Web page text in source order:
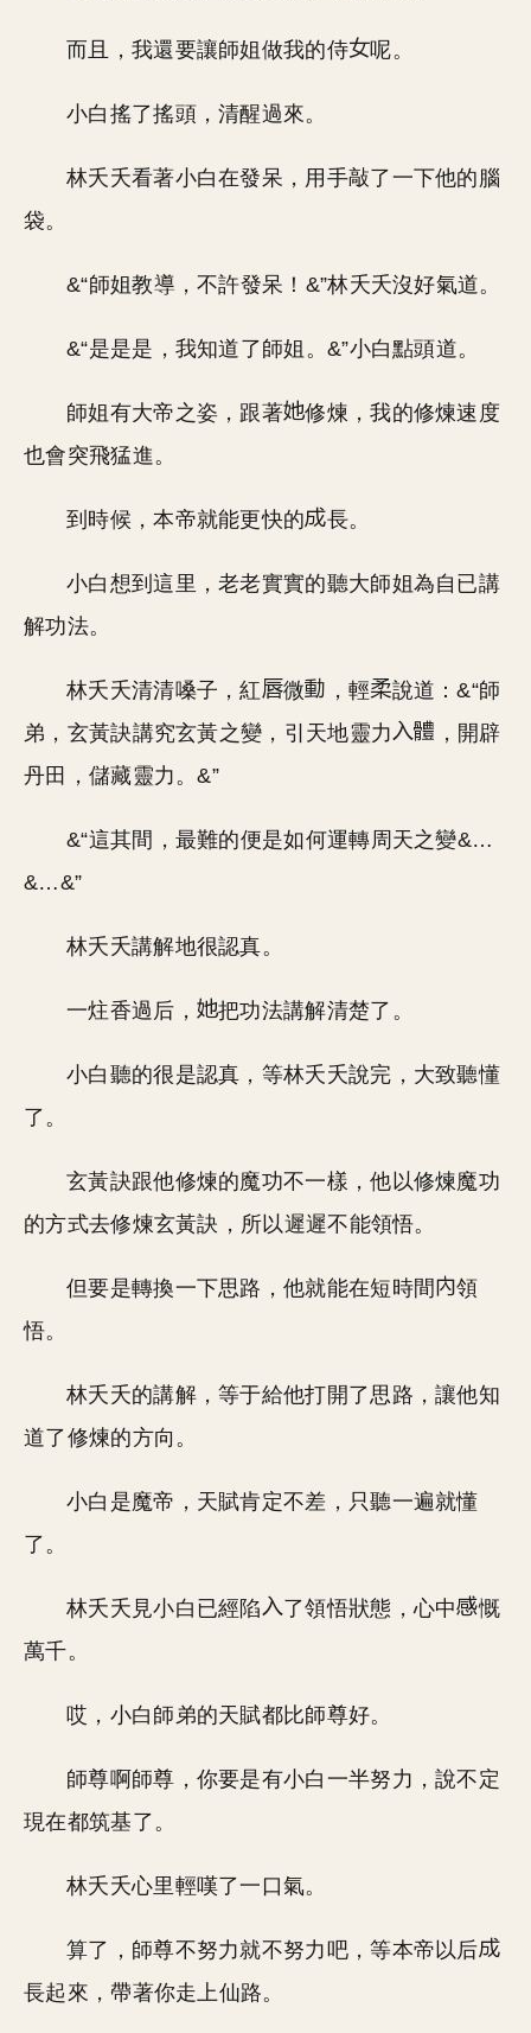
而且，我還要讓師姐做我的侍 呢。
小白搖了搖頭，清醒過來。
林夭夭看著小白在發呆，用手敲了一下他的腦
袋。
&“師姐教導，不許發呆！&”林夭夭沒好氣道。
&“是是是，我知道了師姐。&”小白點頭道。
師姐有大帝之姿，跟著
修煉，我的修煉速度
也會突飛猛進。
到時候，本帝就能更快的 長。
小白想到這里，老老實實的聽大師姐為自已講
解功法。
林夭夭清清嗓子，紅 微 ，輕
說道：&“師
弟，玄黃訣講究玄黃之變，引天地靈力
，開辟
丹田，儲藏靈力。&”
&“這其間，最難的便是如何運轉周天之變&…
&…&”
林夭夭講解地很認真。
一炷香過后， 把功法講解清楚了。
小白聽的很是認真，等林夭夭說完，大致聽懂
了。
玄黃訣跟他修煉的魔功不一樣，他以修煉魔功
的方式去修煉玄黃訣，所以遲遲不能領悟。
但要是轉換一下思路，他就能在短時間
領
悟。
林夭夭的講解，等于給他打開了思路，讓他知
道了修煉的方向。
小白是魔帝，天賦肯定不差，只聽一遍就懂
了。
林夭夭見小白已經陷 了領悟狀態，心中
慨
萬千。
哎，小白師弟的天賦都比師尊好。
師尊啊師尊，你要是有小白一半努力，說不定
現在都筑基了。
林夭夭心里輕嘆了一口氣。
算了，師尊不努力就不努力吧，等本帝以后
長起來，帶著你走上仙路。